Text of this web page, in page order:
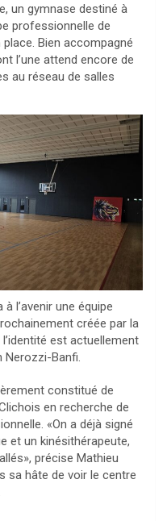
un gymnase destiné à
professionnelle de
Bien accompagné
l’une attend encore de
au réseau de salles
l’avenir une équipe
créée par la
est actuellement
Nerozzi-Banfi.
constitué de
en recherche de
«On a déjà signé
et un kinésithérapeute,
précise Mathieu
sa hâte de voir le centre